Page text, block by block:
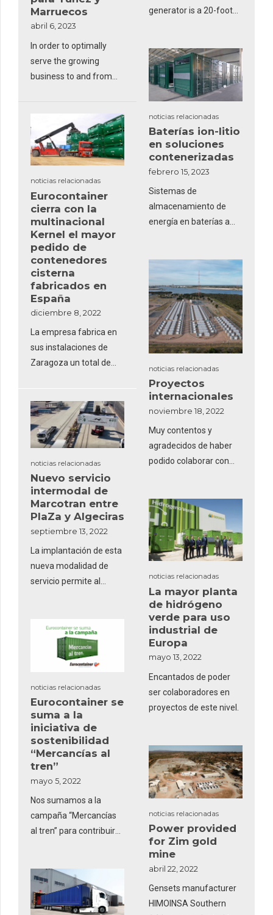
generator is a 20-foot
Megawatt of prime
power!
Marruecos
abril 6, 2023
In order to optimally
serve the growing
business to and from
50 new box trailers into
operation in the first
half of 2023
noticias relacionadas
Baterías ion-litio
en soluciones
contenerizadas
febrero 15, 2023
Sistemas de
almacenamiento de
energía en baterías a
noticias relacionadas
Eurocontainer
cierra con la
multinacional
Kernel el mayor
pedido de
contenedores
cisterna
fabricados en
España
diciembre 8, 2022
La empresa fabrica en
sus instalaciones de
Zaragoza un total de
destinarán a
exportación con destino
a varios países de
este tipo de productos
en España desde los
años 80.
noticias relacionadas
Proyectos
internacionales
noviembre 18, 2022
Muy contentos y
agradecidos de haber
podido colaborar con
internacional en
proyectos de esta
magnitud.
noticias relacionadas
Nuevo servicio
intermodal de
Marcotran entre
PlaZa y Algeciras
septiembre 13, 2022
La implantación de esta
nueva modalidad de
servicio permite al
aprovechamiento de las
capacidades actuales
de los sistemas de
noticias relacionadas
La mayor planta
de hidrógeno
verde para uso
industrial de
Europa
mayo 13, 2022
Encantados de poder
ser colaboradores en
proyectos de este nivel.
noticias relacionadas
Eurocontainer se
suma a la
iniciativa de
sostenibilidad
“Mercancías al
tren”
mayo 5, 2022
Nos sumamos a la
campaña “Mercancías
al tren” para contribuir
la actividad logística”,
Carlos Casero, director
de comunicación de
noticias relacionadas
Power provided
for Zim gold
mine
abril 22, 2022
Gensets manufacturer
HIMOINSA Southern